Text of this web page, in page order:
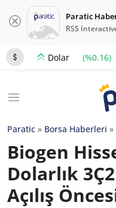
Paratic
RSS
Dolar (%0.16)
Paratic » Borsa Haberleri »
Biogen
Dolarlık
Açılış